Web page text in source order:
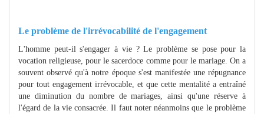
Le problème de l'irrévocabilité de l'engagement
L'homme peut-il s'engager à vie ? Le problème se pose pour la
vocation religieuse, pour le sacerdoce comme pour le mariage. On a
souvent observé qu'à notre époque s'est manifestée une répugnance
pour tout engagement irrévocable, et que cette mentalité a entraîné
une diminution du nombre de mariages, ainsi qu'une réserve à
l'égard de la vie consacrée. Il faut noter néanmoins que le problème